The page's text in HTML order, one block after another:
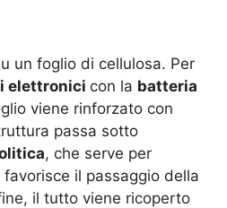
un foglio di cellulosa. Per
elettronici con la batteria
viene rinforzato con
passa sotto
, che serve per
il passaggio della
il tutto viene ricoperto